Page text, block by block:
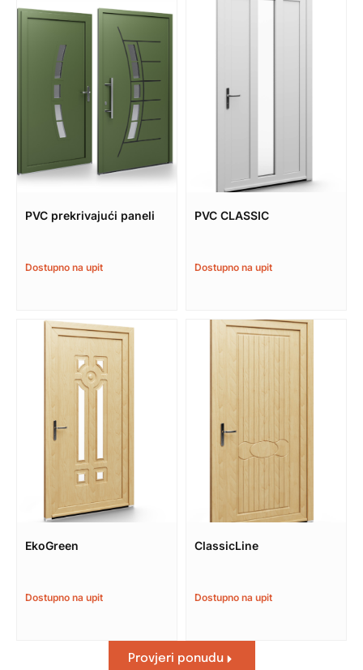
PVC prekrivajući paneli
Dostupno na upit
PVC CLASSIC
Dostupno na upit
EkoGreen
Dostupno na upit
ClassicLine
Dostupno na upit
Provjeri ponudu